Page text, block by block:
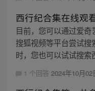
西行纪合集在线观
目前，您可以通过爱奇
搜狐视频等平台尝试搜
时，您也可以试试搜索
1 个回答 2024年10月02